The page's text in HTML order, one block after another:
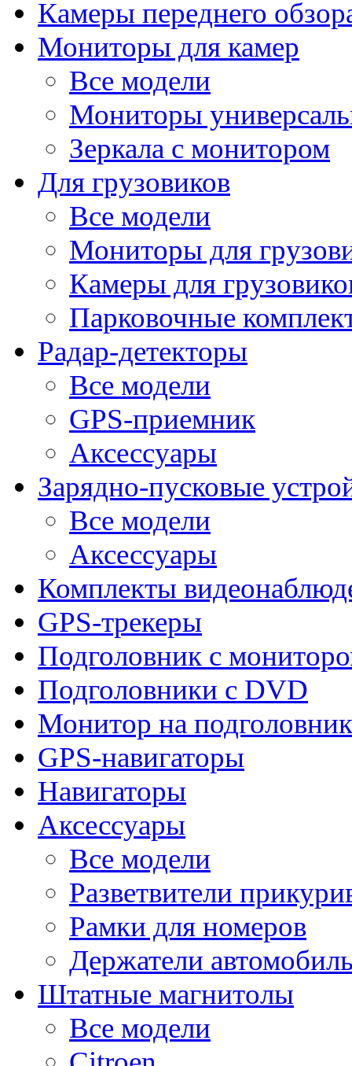
Камеры переднего
Мониторы для камер
Все модели
Мониторы
Зеркала с монитором
Для грузовиков
Все модели
Мониторы для
Камеры для
Парковочные
Радар-детекторы
Все модели
GPS-приемник
Аксессуары
Зарядно-пусковые
Все модели
Аксессуары
Комплекты
GPS-трекеры
Подголовник с
Подголовники с DVD
Монитор на подголовник
GPS-навигаторы
Навигаторы
Аксессуары
Все модели
Разветвители
Рамки для номеров
Держатели
Штатные магнитолы
Все модели